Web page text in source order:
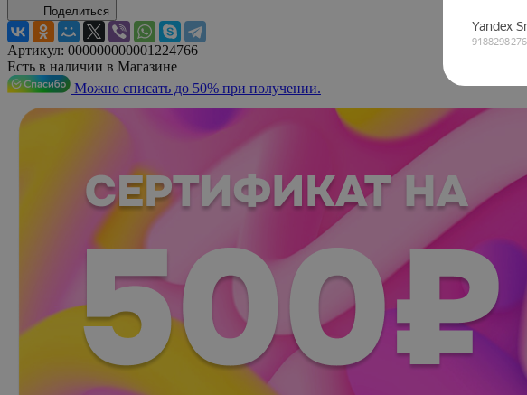
Поделиться
Артикул: 000000000001224766
Есть в наличии в Магазине
Можно списать до 50% при получении.